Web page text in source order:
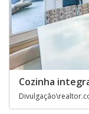
Cozinha